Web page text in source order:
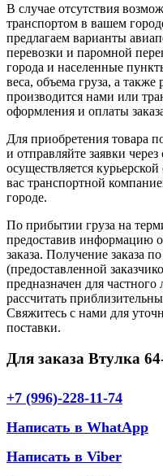
В случае отсутствия
транспортом в вашем
предлагаем варианты
перевозки и паромной
города и населенные
веса, объема груза, а также
производится нами или
оформления и оплаты
Для приобретения товара
и отправляйте заявки через
осуществляется
вас транспортной
городе.
По прибытии груза на
предоставив информацию
заказа. Получение заказа
(предоставленной
предназначен для
рассчитать
Свяжитесь с нами для
поставки.
Для заказа Втулка
+7 (996)-228-11-74
Написать в WhatApp
Написать в Viber